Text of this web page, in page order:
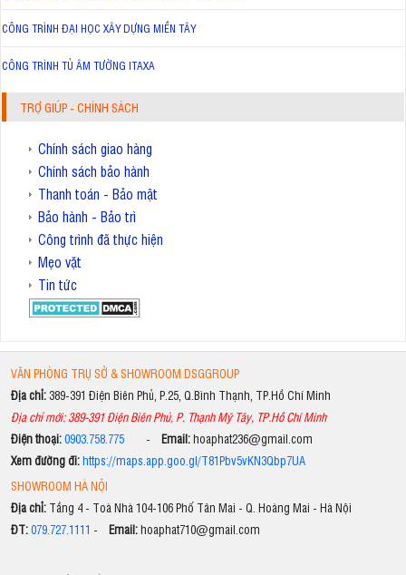
CÔNG TRÌNH ĐẠI HỌC XÂY DỰNG MIỀN TÂY
CÔNG TRÌNH TỦ ÂM TƯỜNG ITAXA
TRỢ GIÚP - CHÍNH SÁCH
Chính sách giao hàng
Chính sách bảo hành
Thanh toán - Bảo mật
Bảo hành - Bảo trì
Công trình đã thực hiện
Mẹo vặt
Tin tức
VĂN PHÒNG TRỤ SỞ & SHOWROOM DSGGROUP
Địa chỉ: 389-391 Điện Biên Phủ, P.25, Q.Bình Thạnh, TP.Hồ Chí Minh
Địa chỉ mới: 389-391 Điện Biên Phủ, P. Thạnh Mỹ Tây, TP.Hồ Chí Minh
Điện thoại:0903.758.775- Email:hoaphat236@gmail.com
Xem đường đi:https://maps.app.goo.gl/T81Pbv5vKN3Qbp7UA
SHOWROOM HÀ NỘI
Địa chỉ:Tầng 4 - Toà Nhà 104-106 Phố Tân Mai - Q. Hoàng Mai - Hà Nội
ĐT:079.727.1111 - Email:hoaphat710@gmail.com